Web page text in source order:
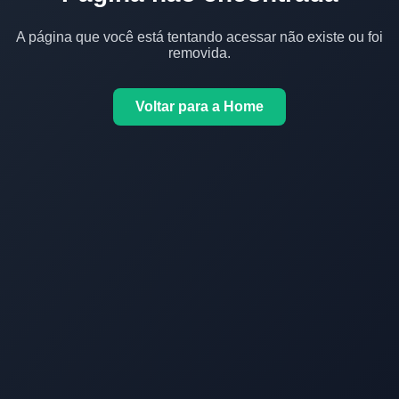
A página que você está tentando acessar não existe ou foi
removida.
Voltar para a Home